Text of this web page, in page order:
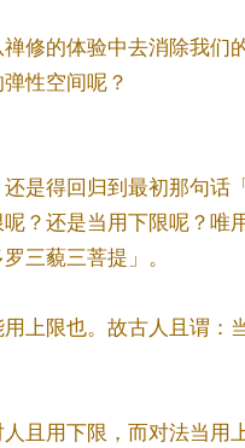
修的体验中去消除我
性空间呢？
是得回归到最初那句
？还是当用下限呢？
三藐三菩提」。
上限也。故古人且谓：
且用下限，而对法当用